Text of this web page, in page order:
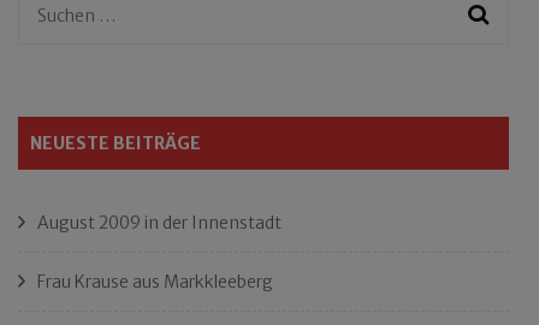
Suchen
NEUESTE BEITRÄGE
August 2009 in der Innenstadt
Frau Krause aus Markkleeberg